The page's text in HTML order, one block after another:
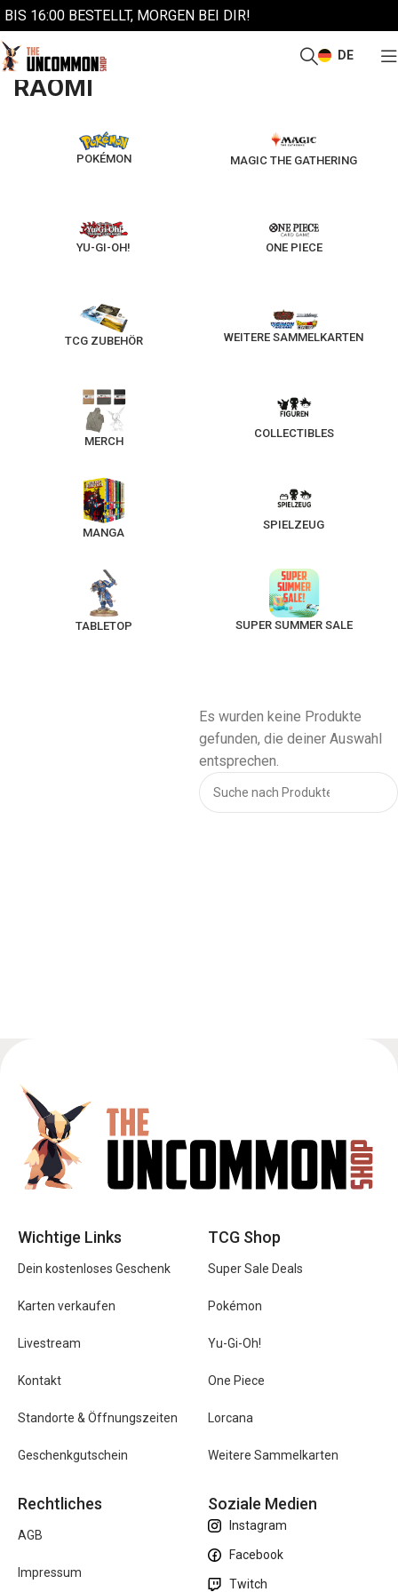
BIS 16:00 BESTELLT, MORGEN BEI DIR!
DE
Start/Raomi
RAOMI
POKÉMON MAGIC THE GATHERING
YU-GI-OH! ONE PIECE
TCG ZUBEHÖR WEITERE SAMMELKARTEN
MERCH
COLLECTIBLES
MANGA
SPIELZEUG
TABLETOP SUPER SUMMER SALE
Es wurden keine Produkte
gefunden, die deiner Auswahl
entsprechen.
Wichtige Links
Dein kostenloses Geschenk
Karten verkaufen
Livestream
Kontakt
Standorte & Öffnungszeiten
Geschenkgutschein
TCG Shop
Super Sale Deals
Pokémon
Yu-Gi-Oh!
One Piece
Lorcana
Weitere Sammelkarten
Rechtliches
AGB
Impressum
Soziale Medien
Instagram
Facebook
Twitch